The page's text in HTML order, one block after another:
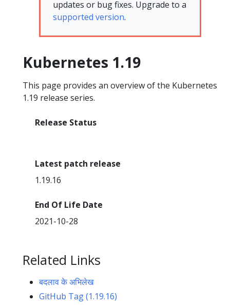
updates or bug fixes. Upgrade to a
supported version.
Kubernetes 1.19
This page provides an overview of the Kubernetes
1.19 release series.
Release Status
Latest patch release
1.19.16
End Of Life Date
2021-10-28
Related Links
बदलाव के अभिलेख
GitHub Tag (1.19.16)